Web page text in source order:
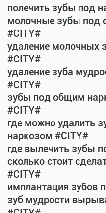
полечить зубы под
молочные зубы под
#CITY#
удаление молочных
#CITY#
удаление зуба
#CITY#
зубы под общим
#CITY#
где можно удалить
наркозом #CITY#
где вылечить зубы
сколько стоит
#CITY#
имплантация зубов
зуб мудрости